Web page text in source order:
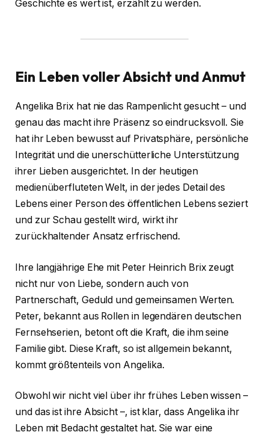
Geschichte es wert ist, erzählt zu werden.
Ein Leben voller Absicht und Anmut
Angelika Brix hat nie das Rampenlicht gesucht – und
genau das macht ihre Präsenz so eindrucksvoll. Sie
hat ihr Leben bewusst auf Privatsphäre, persönliche
Integrität und die unerschütterliche Unterstützung
ihrer Lieben ausgerichtet. In der heutigen
medienüberfluteten Welt, in der jedes Detail des
Lebens einer Person des öffentlichen Lebens seziert
und zur Schau gestellt wird, wirkt ihr
zurückhaltender Ansatz erfrischend.
Ihre langjährige Ehe mit Peter Heinrich Brix zeugt
nicht nur von Liebe, sondern auch von
Partnerschaft, Geduld und gemeinsamen Werten.
Peter, bekannt aus Rollen in legendären deutschen
Fernsehserien, betont oft die Kraft, die ihm seine
Familie gibt. Diese Kraft, so ist allgemein bekannt,
kommt größtenteils von Angelika.
Obwohl wir nicht viel über ihr frühes Leben wissen –
und das ist ihre Absicht –, ist klar, dass Angelika ihr
Leben mit Bedacht gestaltet hat. Sie war eine